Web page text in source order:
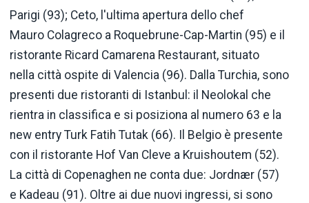
Parigi (93); Ceto, l'ultima apertura dello chef
Mauro Colagreco a Roquebrune-Cap-Martin (95) e il
ristorante Ricard Camarena Restaurant, situato
nella città ospite di Valencia (96). Dalla Turchia, sono
presenti due ristoranti di Istanbul: il Neolokal che
rientra in classifica e si posiziona al numero 63 e la
new entry Turk Fatih Tutak (66). Il Belgio è presente
con il ristorante Hof Van Cleve a Kruishoutem (52).
La città di Copenaghen ne conta due: Jordnær (57)
e Kadeau (91). Oltre ai due nuovi ingressi, si sono